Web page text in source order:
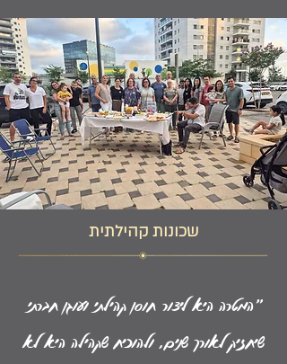
שכונות קהילתית
"המטרה היא ליצור חוסן קהילתי ועוגן חברתי
שיחזיק לאורך שנים, ולהוכיח שקהילה היא לא